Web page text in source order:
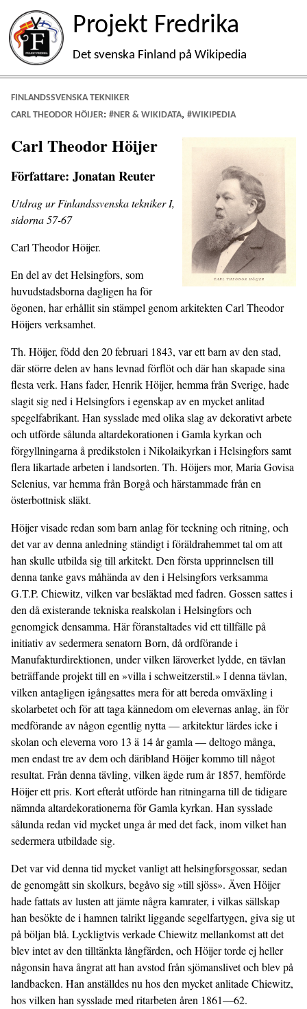
Projekt Fredrika
Det svenska Finland på Wikipedia
FINLANDSSVENSKA TEKNIKER
CARL THEODOR HÖIJER: #NER & WIKIDATA, #WIKIPEDIA
Carl Theodor Höijer
Författare: Jonatan Reuter
Utdrag ur Finlandssvenska tekniker I,
sidorna 57-67
Carl Theodor Höijer.
En del av det Helsingfors, som
huvudstadsborna dagligen ha för
ögonen, har erhållit sin stämpel genom arkitekten Carl Theodor
Höijers verksamhet.
Th. Höijer, född den 20 februari 1843, var ett barn av den stad,
där större delen av hans levnad förflöt och där han skapade sina
flesta verk. Hans fader, Henrik Höijer, hemma från Sverige, hade
slagit sig ned i Helsingfors i egenskap av en mycket anlitad
spegelfabrikant. Han sysslade med olika slag av dekorativt arbete
och utförde sålunda altardekorationen i Gamla kyrkan och
förgyllningarna å predikstolen i Nikolaikyrkan i Helsingfors samt
flera likartade arbeten i landsorten. Th. Höijers mor, Maria Govisa
Selenius, var hemma från Borgå och härstammade från en
österbottnisk släkt.
Höijer visade redan som barn anlag för teckning och ritning, och
det var av denna anledning ständigt i föräldrahemmet tal om att
han skulle utbilda sig till arkitekt. Den första upprinnelsen till
denna tanke gavs måhända av den i Helsingfors verksamma
G.T.P. Chiewitz, vilken var besläktad med fadren. Gossen sattes i
den då existerande tekniska realskolan i Helsingfors och
genomgick densamma. Här föranstaltades vid ett tillfälle på
initiativ av sedermera senatorn Born, då ordförande i
Manufakturdirektionen, under vilken läroverket lydde, en tävlan
beträffande projekt till en »villa i schweitzerstil.» I denna tävlan,
vilken antagligen igångsattes mera för att bereda omväxling i
skolarbetet och för att taga kännedom om elevernas anlag, än för
medförande av någon egentlig nytta — arkitektur lärdes icke i
skolan och eleverna voro 13 ä 14 år gamla — deltogo många,
men endast tre av dem och däribland Höijer kommo till något
resultat. Från denna tävling, vilken ägde rum år 1857, hemförde
Höijer ett pris. Kort efteråt utförde han ritningarna till de tidigare
nämnda altardekorationerna för Gamla kyrkan. Han sysslade
sålunda redan vid mycket unga år med det fack, inom vilket han
sedermera utbildade sig.
Det var vid denna tid mycket vanligt att helsingforsgossar, sedan
de genomgått sin skolkurs, begåvo sig »till sjöss». Även Höijer
hade fattats av lusten att jämte några kamrater, i vilkas sällskap
han besökte de i hamnen talrikt liggande segelfartygen, giva sig ut
på böljan blå. Lyckligtvis verkade Chiewitz mellankomst att det
blev intet av den tilltänkta långfärden, och Höijer torde ej heller
någonsin hava ångrat att han avstod från sjömanslivet och blev på
landbacken. Han anställdes nu hos den mycket anlitade Chiewitz,
hos vilken han sysslade med ritarbeten åren 1861—62.